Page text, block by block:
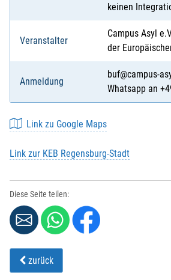
keinen
Veranstalter
Campus Asyl
der
Anmeldung
buf@campus-
Whatsapp an
Link zu Google Maps
Link zur KEB Regensburg-Stadt
Diese Seite teilen:
zurück